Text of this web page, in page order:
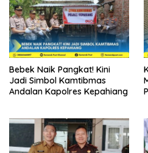
Bebek Naik Pangkat! Kini
Jadi Simbol Kamtibmas
Andalan Kapolres Kepahiang